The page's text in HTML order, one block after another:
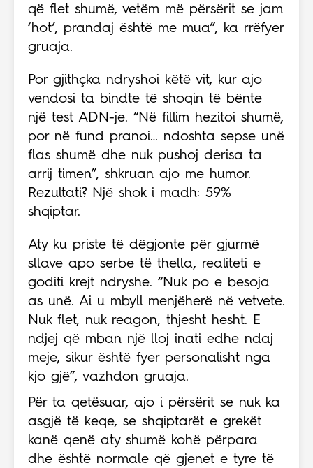
që flet shumë, vetëm më përsërit se jam
‘hot’, prandaj është me mua”, ka rrëfyer
gruaja.
Por gjithçka ndryshoi këtë vit, kur ajo
vendosi ta bindte të shoqin të bënte
një test ADN-je. “Në fillim hezitoi shumë,
por në fund pranoi… ndoshta sepse unë
flas shumë dhe nuk pushoj derisa ta
arrij timen”, shkruan ajo me humor.
Rezultati? Një shok i madh: 59%
shqiptar.
Aty ku priste të dëgjonte për gjurmë
sllave apo serbe të thella, realiteti e
goditi krejt ndryshe. “Nuk po e besoja
as unë. Ai u mbyll menjëherë në vetvete.
Nuk flet, nuk reagon, thjesht hesht. E
ndjej që mban një lloj inati edhe ndaj
meje, sikur është fyer personalisht nga
kjo gjë”, vazhdon gruaja.
Për ta qetësuar, ajo i përsërit se nuk ka
asgjë të keqe, se shqiptarët e grekët
kanë qenë aty shumë kohë përpara
dhe është normale që gjenet e tyre të